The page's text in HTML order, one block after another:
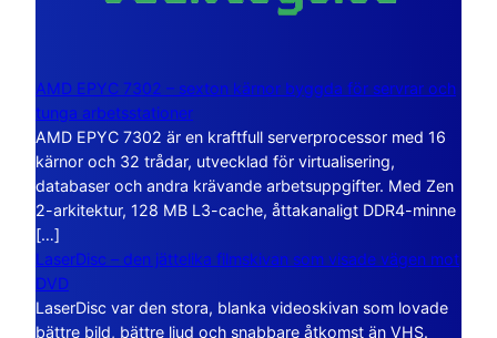
AMD EPYC 7302 – sexton kärnor byggda för servrar och
tunga arbetsstationer
AMD EPYC 7302 är en kraftfull serverprocessor med 16
kärnor och 32 trådar, utvecklad för virtualisering,
databaser och andra krävande arbetsuppgifter. Med Zen
2-arkitektur, 128 MB L3-cache, åttakanaligt DDR4-minne
[…]
LaserDisc – den jättelika filmskivan som visade vägen mot
DVD
LaserDisc var den stora, blanka videoskivan som lovade
bättre bild, bättre ljud och snabbare åtkomst än VHS.